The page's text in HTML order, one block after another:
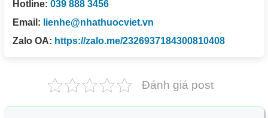
Hotline: 039 888 3456
Email: lienhe@nhathuocviet.vn
Zalo OA: https://zalo.me/2326937184300810408
Đánh giá post